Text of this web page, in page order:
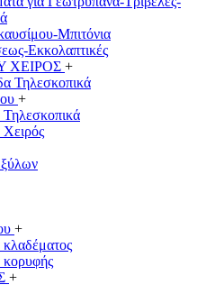
Μπιτόνια
Εκκολαπτικές
ΧΕΙΡΟΣ +
Τηλεσκοπικά
+
Τηλεσκοπικά
Χειρός
+
κλαδέματος
κορυφής
+